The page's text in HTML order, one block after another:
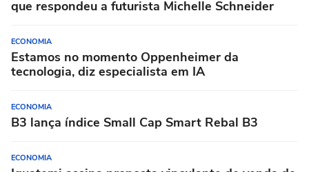
que respondeu a futurista Michelle Schneider
ECONOMIA
Estamos no momento Oppenheimer da
tecnologia, diz especialista em IA
ECONOMIA
B3 lança índice Small Cap Smart Rebal B3
ECONOMIA